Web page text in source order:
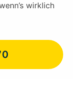
wirklich